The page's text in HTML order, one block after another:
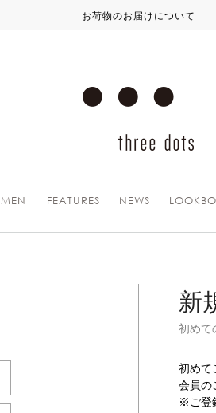
お荷物のお届けについて
MEN FEATURES NEWS
新
初めて
初めて
会員の
※ご登